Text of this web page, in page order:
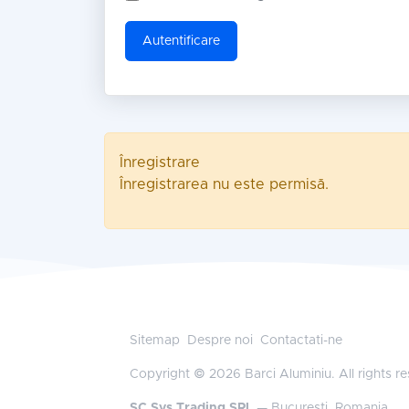
Autentificare
Înregistrare
Înregistrarea nu este permisă.
Sitemap Despre noi Contactati-ne
Copyright © 2026 Barci Aluminiu. All rights